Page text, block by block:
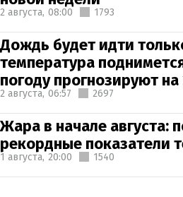
2 августа, 08:00 1793
Дождь будет идти
температура
погоду прогнозируют на
2 августа, 06:57 2697
Жара в начале августа:
рекордные показатели
1 августа, 20:00 1540